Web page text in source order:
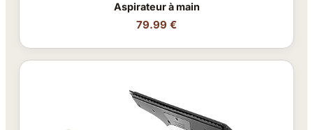
Aspirateur à main
79.99 €